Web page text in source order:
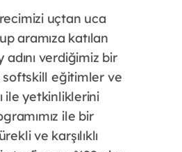
uçtan uca
aramıza katılan
verdiğimiz bir
softskill eğitimler ve
ile yetkinliklerini
ile bir
ve karşılıklı